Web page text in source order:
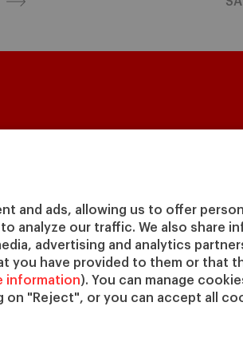
and ads, allowing us to offer
analyze our traffic. We also share
advertising and analytics
you have provided to them or that
information). You can manage
on "Reject", or you can accept all
Business
in
Programas online